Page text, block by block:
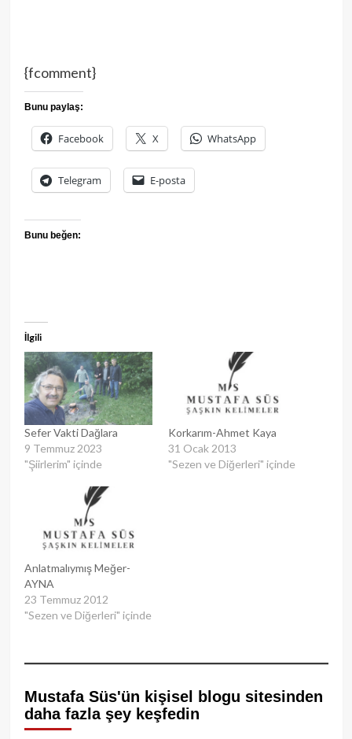
{fcomment}
Bunu paylaş:
Facebook X WhatsApp
Telegram E-posta
Bunu beğen:
İlgili
Sefer Vakti Dağlara
9 Temmuz 2023
"Şiirlerim" içinde
Korkarım-Ahmet Kaya
31 Ocak 2013
"Sezen ve Diğerleri" içinde
Anlatmalıymış Meğer-
AYNA
23 Temmuz 2012
"Sezen ve Diğerleri" içinde
Mustafa Süs'ün kişisel blogu sitesinden
daha fazla şey keşfedin